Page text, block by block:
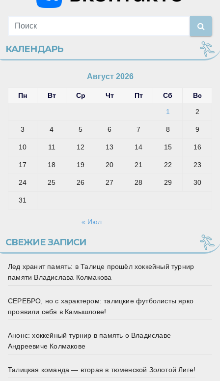
КАЛЕНДАРЬ
Август 2026
Пн Вт Ср Чт Пт Сб Вс
1 2
3 4 5 6 7 8 9
10 11 12 13 14 15 16
17 18 19 20 21 22 23
24 25 26 27 28 29 30
31
« Июл
СВЕЖИЕ ЗАПИСИ
Лед хранит память: в Талице прошёл хоккейный турнир
памяти Владислава Колмакова
СЕРЕБРО, но с характером: талицкие футболисты ярко
проявили себя в Камышлове!
Анонс: хоккейный турнир в память о Владиславе
Андреевиче Колмакове
Талицкая команда — вторая в тюменской Золотой Лиге!